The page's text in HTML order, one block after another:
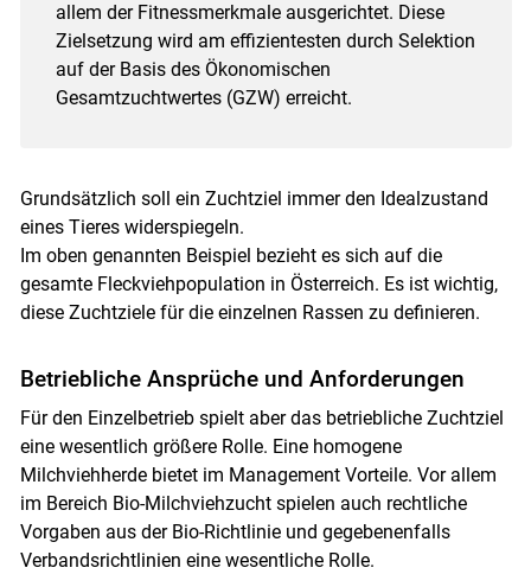
Skip to main content
allem der Fitnessmerkmale ausgerichtet. Diese
Zielsetzung wird am effizientesten durch Selektion
auf der Basis des Ökonomischen
Gesamtzuchtwertes (GZW) erreicht.
Grundsätzlich soll ein Zuchtziel immer den Idealzustand
eines Tieres widerspiegeln.
Im oben genannten Beispiel bezieht es sich auf die
gesamte Fleckviehpopulation in Österreich. Es ist wichtig,
diese Zuchtziele für die einzelnen Rassen zu definieren.
Betriebliche Ansprüche und Anforderungen
Für den Einzelbetrieb spielt aber das betriebliche Zuchtziel
eine wesentlich größere Rolle. Eine homogene
Milchviehherde bietet im Management Vorteile. Vor allem
im Bereich Bio-Milchviehzucht spielen auch rechtliche
Vorgaben aus der Bio-Richtlinie und gegebenenfalls
Verbandsrichtlinien eine wesentliche Rolle.